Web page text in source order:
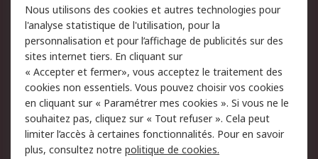
du site
Politique de protection
des données - Mise à
jour
Sécurité des E-mails
Conditions générales
de vente
Politique anti-
corruption
Campagnes marketing
Nous utilisons des cookies et autres technologies pour
l'analyse statistique de l'utilisation, pour la
personnalisation et pour l’affichage de publicités sur des
sites internet tiers. En cliquant sur
« Accepter et fermer», vous acceptez le traitement des
cookies non essentiels. Vous pouvez choisir vos cookies
en cliquant sur « Paramétrer mes cookies ». Si vous ne le
souhaitez pas, cliquez sur « Tout refuser ». Cela peut
limiter l’accès à certaines fonctionnalités. Pour en savoir
plus, consultez notre politique de cookies.